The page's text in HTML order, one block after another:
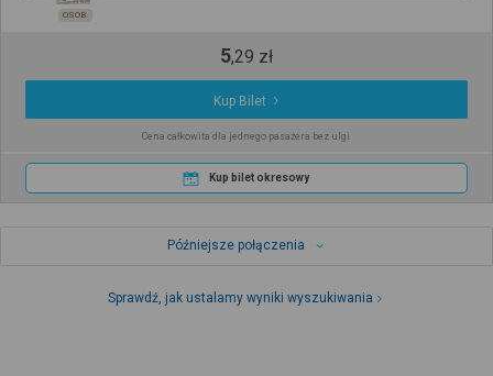
OSOB.
5,29 zł
Kup Bilet
Cena całkowita dla jednego pasażera bez ulgi
Kup bilet okresowy
Późniejsze połączenia
Sprawdź, jak ustalamy wyniki wyszukiwania